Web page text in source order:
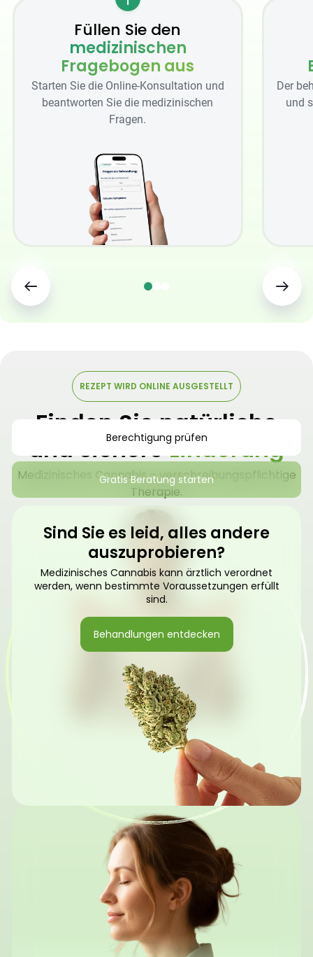
Füllen Sie den
medizinischen
Fragebogen aus
Starten Sie die Online-Konsultation und
beantworten Sie die medizinischen
Fragen.
Der
und
REZEPT WIRD ONLINE AUSGESTELLT
Finden Sie natürliche
und sichereLinderung
Medizinisches Cannabis – verschreibungspflichtige
Therapie.
Berechtigung prüfen
Gratis Beratung starten
Sind Sie es leid, alles andere
auszuprobieren?
Medizinisches Cannabis kann ärztlich verordnet
werden, wenn bestimmte Voraussetzungen erfüllt
sind.
Behandlungen entdecken